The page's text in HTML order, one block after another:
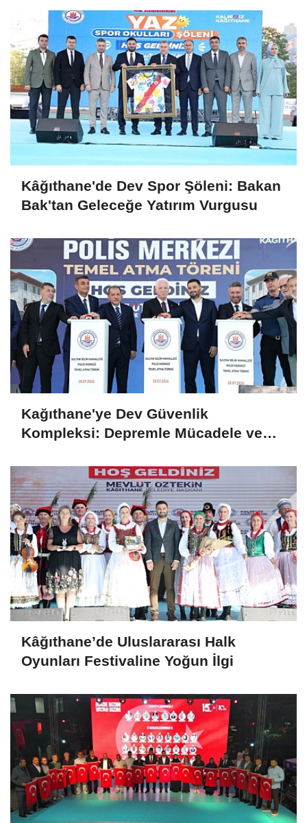
Kâğıthane'de Dev Spor Şöleni: Bakan
Bak'tan Geleceğe Yatırım Vurgusu
Kağıthane'ye Dev Güvenlik
Kompleksi: Depremle Mücadele ve
Kâğıthane’de Uluslararası Halk
Oyunları Festivaline Yoğun İlgi